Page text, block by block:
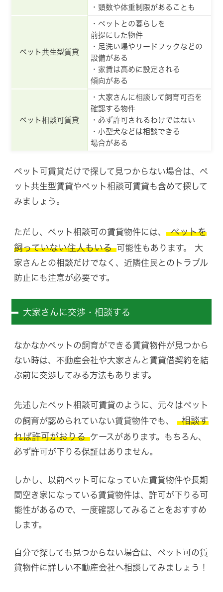
・頭数や体重制限があることも
ペット共生型賃貸
・ペットとの暮らしを
前提にした物件
・足洗い場やリードフックなどの
設備がある
・家賃は高めに設定される
傾向がある
ペット相談可賃貸
・大家さんに相談して飼育可否を
確認する物件
・必ず許可されるわけではない
・小型犬などは相談できる
場合がある
ペット可賃貸だけで探して見つからない場合は、ペ
ット共生型賃貸やペット相談可賃貸も含めて探して
みましょう。
ただし、ペット相談可の賃貸物件には、 ペットを
飼っていない住人もいる
可能性もあります。 大
家さんとの相談だけでなく、近隣住民とのトラブル
防止にも注意が必要です。
大家さんに交渉・相談する
なかなかペットの飼育ができる賃貸物件が見つから
ない時は、不動産会社や大家さんと賃貸借契約を結
ぶ前に交渉してみる方法もあります。
先述したペット相談可賃貸のように、元々はペット
の飼育が認められていない賃貸物件でも、 相談す
れば許可がおりる ケースがあります。もちろん、
必ず許可が下りる保証はありません。
しかし、以前ペット可になっていた賃貸物件や長期
間空き家になっている賃貸物件は、許可が下りる可
能性があるので、一度確認してみることをおすすめ
します。
自分で探しても見つからない場合は、ペット可の賃
貸物件に詳しい不動産会社へ相談してみましょう！